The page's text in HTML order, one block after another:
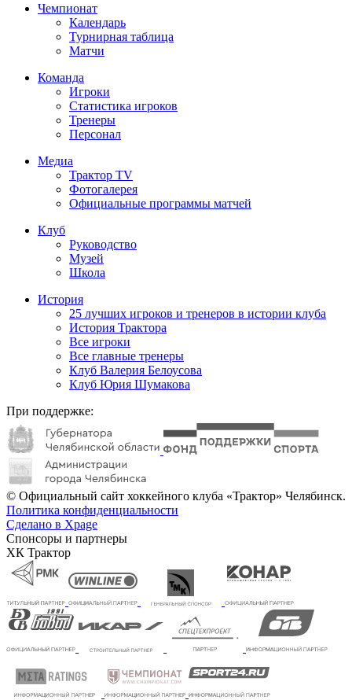
Чемпионат
Календарь
Турнирная таблица
Матчи
Команда
Игроки
Статистика игроков
Тренеры
Персонал
Медиа
Трактор TV
Фотогалерея
Официальные программы матчей
Клуб
Руководство
Музей
Школа
История
25 лучших игроков и тренеров в истории клуба
История Трактора
Все игроки
Все главные тренеры
Клуб Валерия Белоусова
Клуб Юрия Шумакова
При поддержке:
© Официальный сайт хоккейного клуба «Трактор» Челябинск.
Политика конфиденциальности
Сделано в Xpage
Спонсоры и партнеры
ХК Трактор